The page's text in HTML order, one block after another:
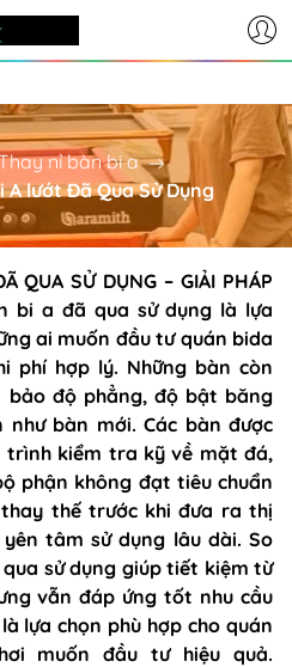
CẤP BÀN BI-A -
nỉ bàn bi a
A lướt Đã Qua Sử Dụng
QUA SỬ DỤNG – GIẢI PHÁP
bi a đã qua sử dụng là lựa
ai muốn đầu tư quán bida
phí hợp lý. Những bàn còn
độ phẳng, độ bật băng
bàn mới. Các bàn được
trình kiểm tra kỹ về mặt đá,
phận không đạt tiêu chuẩn
thế trước khi đưa ra thị
tâm sử dụng lâu dài. So
sử dụng giúp tiết kiệm từ
vẫn đáp ứng tốt nhu cầu
lựa chọn phù hợp cho quán
muốn đầu tư hiệu quả.